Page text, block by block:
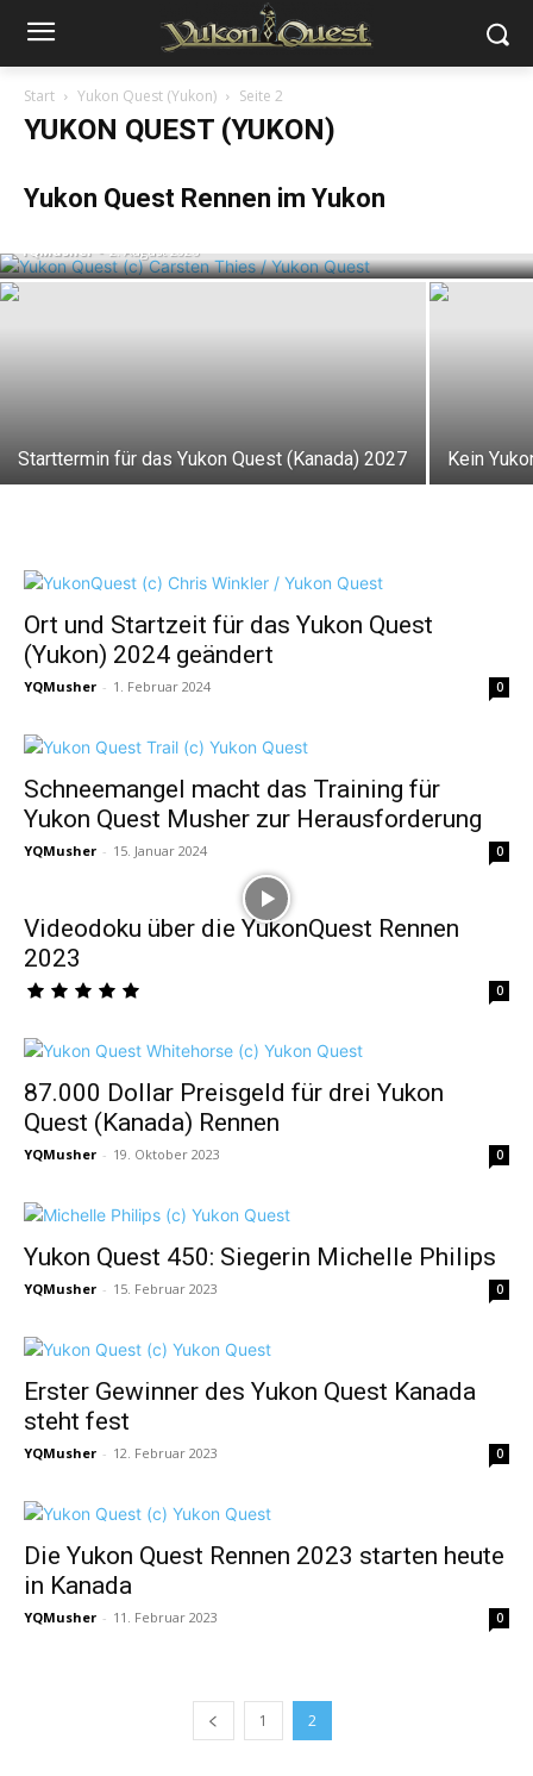
Start Yukon Quest (Yukon) Seite 2
YUKON QUEST (YUKON)
Yukon Quest Rennen im Yukon
Strecke des Yukon Quest 2027 bekannt
gegeben
YQMusher - 2. August 2026
Starttermin für das Yukon Quest (Kanada) 2027 Kein
Ort und Startzeit für das Yukon Quest
(Yukon) 2024 geändert
YQMusher - 1. Februar 2024 0
Schneemangel macht das Training für
Yukon Quest Musher zur Herausforderung
YQMusher - 15. Januar 2024 0
Videodoku über die YukonQuest Rennen
2023
0
87.000 Dollar Preisgeld für drei Yukon
Quest (Kanada) Rennen
YQMusher - 19. Oktober 2023 0
Yukon Quest 450: Siegerin Michelle Philips
YQMusher - 15. Februar 2023 0
Erster Gewinner des Yukon Quest Kanada
steht fest
YQMusher - 12. Februar 2023 0
Die Yukon Quest Rennen 2023 starten heute
in Kanada
YQMusher - 11. Februar 2023 0
1 2